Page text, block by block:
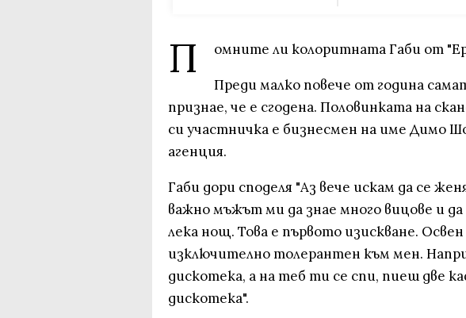
П омните ли колоритната Габи от
Преди малко повече от година
признае, че е сгодена. Половинката на
си участничка е бизнесмен на име Димо
агенция.
Габи дори споделя "Аз вече искам да се
важно мъжът ми да знае много вицове и да
лека нощ. Това е първото изискване. Освен
изключително толерантен към мен.
дискотека, а на теб ти се спи, пиеш две
дискотека".